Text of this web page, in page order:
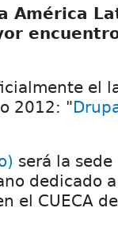
América
el
2012: "
será la
dedicado
el CUECA